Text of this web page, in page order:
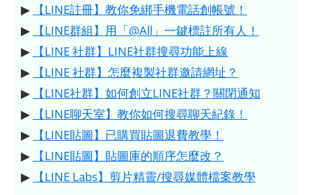
▶
【LINE註冊】教你免綁手機電話創帳號！
▶
【LINE群組】用「@All」一鍵標註所有人！
▶
【LINE 社群】LINE社群搜尋功能上線
▶
【LINE 社群】怎麼複製社群邀請網址？
▶
【LINE社群】如何創立LINE社群？關閉通知
▶
【LINE聊天室】教你如何搜尋聊天紀錄！
▶
【LINE貼圖】已購買貼圖退費教學！
▶
【LINE貼圖】貼圖庫的順序怎麼改？
▶
【LINE Labs】剪片精靈/搜尋媒體檔案教學